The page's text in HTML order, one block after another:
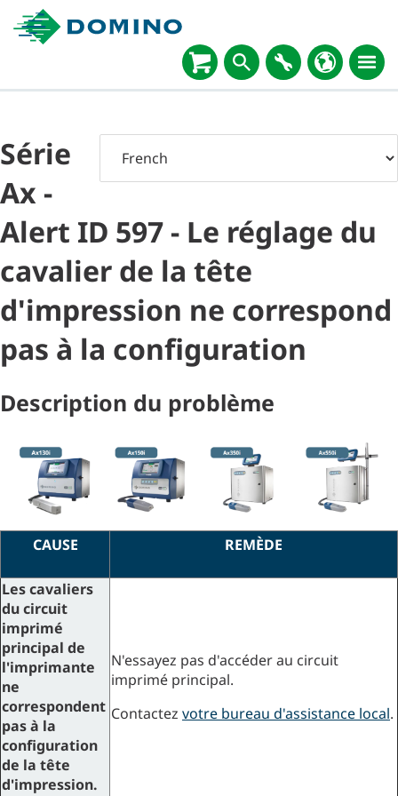
Série
Ax -
Alert ID 597 - Le réglage du
cavalier de la tête
d'impression ne correspond
pas à la configuration
Description du problème
CAUSE REMÈDE
Les cavaliers
du circuit
imprimé
principal de
l'imprimante
ne
correspondent
pas à la
configuration
de la tête
d'impression.
N'essayez pas d'accéder au circuit
imprimé principal.
Contactez votre bureau d'assistance local.